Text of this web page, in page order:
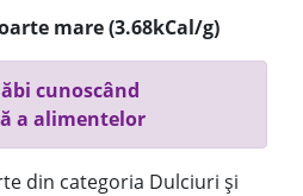
mare (3.68kCal/g)
cunoscând
a alimentelor
din categoria Dulciuri și